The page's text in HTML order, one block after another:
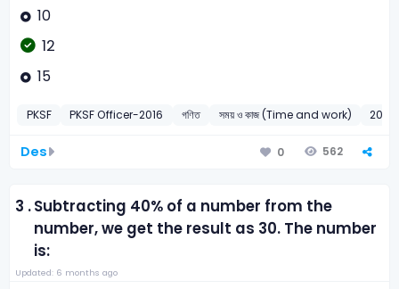
10
12
15
PKSF PKSF Officer-2016 গণিত সময় ও কাজ (Time and work) 2016
Des 0 562
3 .Subtracting 40% of a number from the
number, we get the result as 30. The number
is:
Updated: 6 months ago